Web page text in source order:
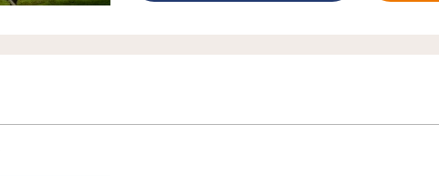
山門を入るとすぐ左に見える「縁結び観音」
るといわれています。天然石、ガラス、プラ